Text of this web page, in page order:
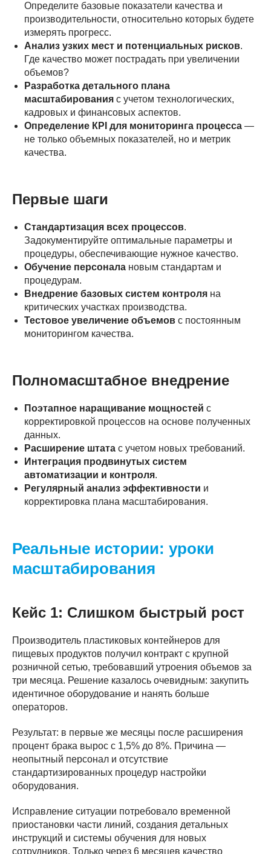
Определите базовые показатели качества и
производительности, относительно которых будете
измерять прогресс.
Анализ узких мест и потенциальных рисков.
Где качество может пострадать при увеличении
объемов?
Разработка детального плана
масштабирования с учетом технологических,
кадровых и финансовых аспектов.
Определение КPI для мониторинга процесса —
не только объемных показателей, но и метрик
качества.
Первые шаги
Стандартизация всех процессов.
Задокументируйте оптимальные параметры и
процедуры, обеспечивающие нужное качество.
Обучение персонала новым стандартам и
процедурам.
Внедрение базовых систем контроля на
критических участках производства.
Тестовое увеличение объемов с постоянным
мониторингом качества.
Полномасштабное внедрение
Поэтапное наращивание мощностей с
корректировкой процессов на основе полученных
данных.
Расширение штата с учетом новых требований.
Интеграция продвинутых систем
автоматизации и контроля.
Регулярный анализ эффективности и
корректировка плана масштабирования.
Реальные истории: уроки
масштабирования
Кейс 1: Слишком быстрый рост
Производитель пластиковых контейнеров для
пищевых продуктов получил контракт с крупной
розничной сетью, требовавший утроения объемов за
три месяца. Решение казалось очевидным: закупить
идентичное оборудование и нанять больше
операторов.
Результат: в первые же месяцы после расширения
процент брака вырос с 1,5% до 8%. Причина —
неопытный персонал и отсутствие
стандартизированных процедур настройки
оборудования.
Исправление ситуации потребовало временной
приостановки части линий, создания детальных
инструкций и системы обучения для новых
сотрудников. Только через 6 месяцев качество